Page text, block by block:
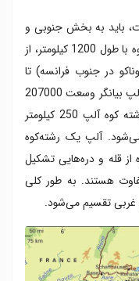
باید به بخش جنوبی و
مرکزی نقشه اروپا مراجعه کنید. این رشته کوه با طول 1200 کیلومتر، از
در جنوب فرانسه) تا
سوئیس ادامه یافته است. نقشه رشته کوه آلپ بیانگر وسعت 207000
کیلومتر مربعی آن است. بیشترین عرض رشته کوه آلپ 250 کیلومتر
آلپ یک رشته‌کوه
از قله‌ و دره‌هایی تشکیل
هستند. به طور کلی
تقسیم می‌شود.